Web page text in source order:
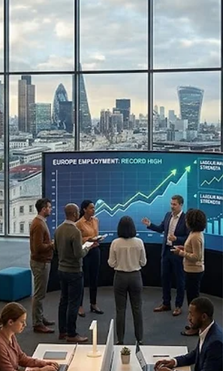
desde Europa traen muy buenas noticias
para quienes siguen de cerca la
#economía_europea. En el primer trimestre
de 2026, alrededor de 176,3 millones de
personas tenían empleo en la zona euro,
un nuevo aumento respecto al trimestre
anterior. En el conjunto